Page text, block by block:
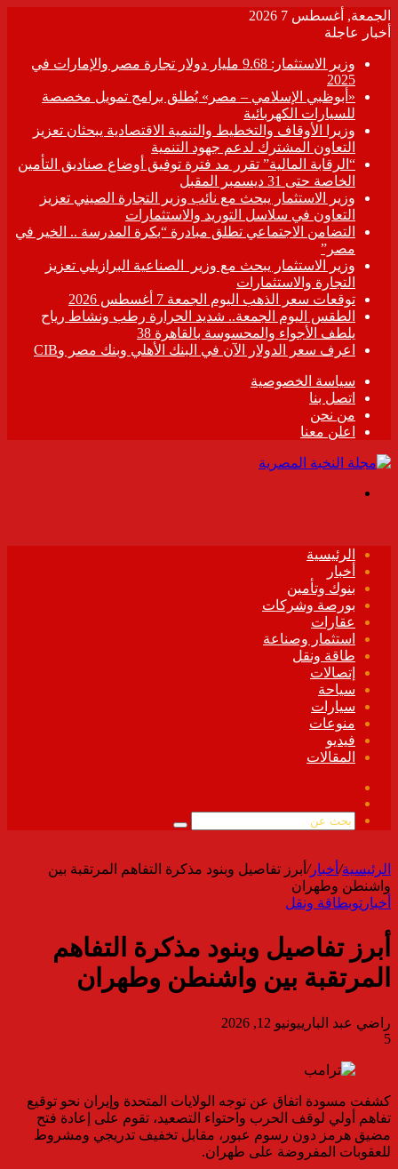
الجمعة, أغسطس 7 2026
أخبار عاجلة
وزير الاستثمار: 9.68 مليار دولار تجارة مصر والإمارات في
2025
«أبوظبي الإسلامي – مصر» يُطلق برامج تمويل مخصصة
للسيارات الكهربائية
وزيرا الأوقاف والتخطيط والتنمية الاقتصادية يبحثان تعزيز
التعاون المشترك لدعم جهود التنمية
“الرقابة المالية” تقرر مد فترة توفيق أوضاع صناديق التأمين
الخاصة حتى 31 ديسمبر المقبل
وزير الاستثمار يبحث مع نائب وزير التجارة الصيني تعزيز
التعاون في سلاسل التوريد والاستثمارات
التضامن الاجتماعي تطلق مبادرة “بكرة المدرسة .. الخير في
مصر”
وزير الاستثمار يبحث مع وزير الصناعية البرازيلي تعزيز
التجارة والاستثمارات
توقعات سعر الذهب اليوم الجمعة 7 أغسطس 2026
الطقس اليوم الجمعة.. شديد الحرارة رطب ونشاط رياح
يلطف الأجواء والمحسوسة بالقاهرة 38
اعرف سعر الدولار الآن في البنك الأهلي وبنك مصر وCIB
سياسة الخصوصية
اتصل بنا
من نحن
اعلن معنا
الرئيسية
أخبار
بنوك وتأمين
بورصة وشركات
عقارات
استثمار وصناعة
طاقة ونقل
إتصالات
سياحة
سيارات
منوعات
فيديو
المقالات
الموقع
بحث
الرئيسية/ أخبار/ أبرز تفاصيل وبنود مذكرة التفاهم المرتقبة بين
واشنطن وطهران
أخبار توبطاقة ونقل
أبرز تفاصيل وبنود مذكرة التفاهم
المرتقبة بين واشنطن وطهران
راضي عبد البارييونيو 12, 2026
5
كشفت مسودة اتفاق عن توجه الولايات المتحدة وإيران نحو توقيع
تفاهم أولي لوقف الحرب واحتواء التصعيد، تقوم على إعادة فتح
مضيق هرمز دون رسوم عبور، مقابل تخفيف تدريجي ومشروط
للعقوبات المفروضة على طهران.